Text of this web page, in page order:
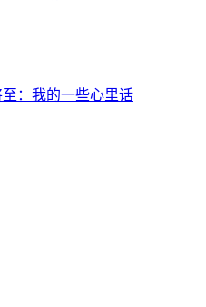
至：我的一些心里话